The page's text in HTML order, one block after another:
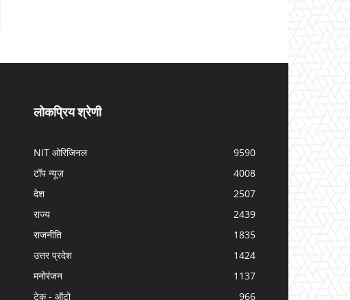
लोकप्रिय श्रेणी
NIT ओरिजिनल
9590
टॉप न्यूज़
4008
देश
2507
राज्य
2439
राजनीति
1835
उत्तर प्रदेश
1424
मनोरंजन
1137
टेक - ऑटो
966